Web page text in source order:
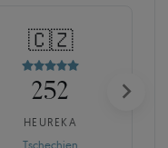
🇨🇿
252
HEUREKA
Tschechien